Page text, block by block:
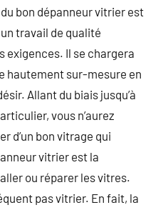
bon dépanneur vitrier est
travail de qualité
exigences. Il se chargera
hautement sur-mesure en
Allant du biais jusqu’à
vous n’aurez
d’un bon vitrage qui
vitrier est la
ou réparer les vitres.
pas vitrier. En fait, la